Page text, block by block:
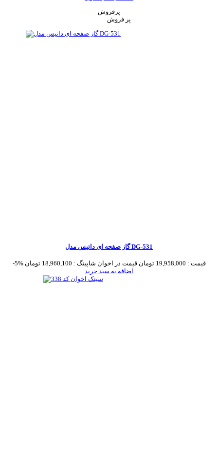
پرفروش
گاز صفحه ای داتیس مدل DG-531
-5% قیمت : 19,958,000 تومان قیمت در اخوان شاپینگ : 18,960,100 تومان
اضافه به سبد خرید